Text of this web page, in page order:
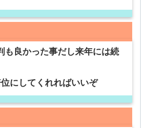
も良かった事だし来年には続
にしてくれればいいぞ